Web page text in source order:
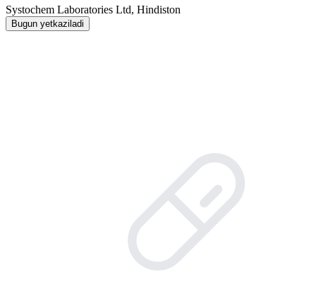
Systochem Laboratories Ltd, Hindiston
Bugun yetkaziladi